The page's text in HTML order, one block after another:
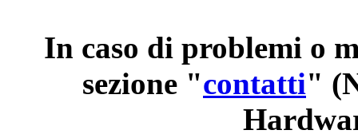
In caso di problemi o
sezione "contatti"